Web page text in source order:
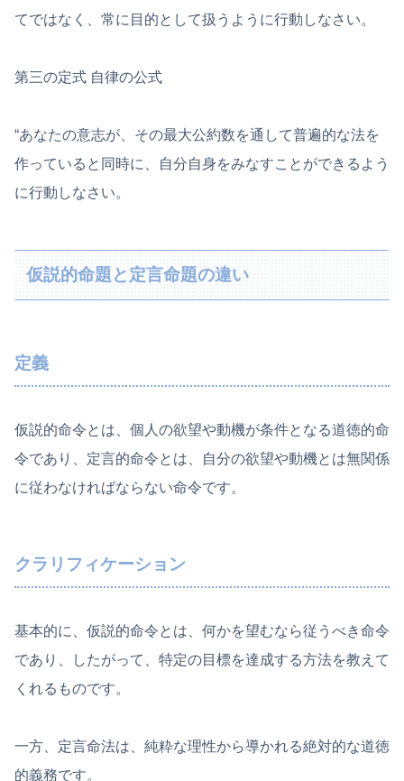
てではなく、常に目的として扱うように行動しなさい。
第三の定式 自律の公式
“あなたの意志が、その最大公約数を通して普遍的な法を
作っていると同時に、自分自身をみなすことができるよう
に行動しなさい。
仮説的命題と定言命題の違い
定義
仮説的命令とは、個人の欲望や動機が条件となる道徳的命
令であり、定言的命令とは、自分の欲望や動機とは無関係
に従わなければならない命令です。
クラリフィケーション
基本的に、仮説的命令とは、何かを望むなら従うべき命令
であり、したがって、特定の目標を達成する方法を教えて
くれるものです。
一方、定言命法は、純粋な理性から導かれる絶対的な道徳
的義務です。